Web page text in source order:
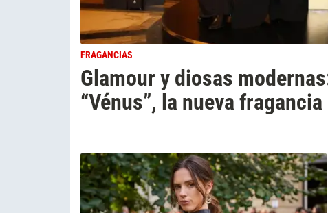
FRAGANCIAS
Glamour y diosas
“Vénus”, la nueva